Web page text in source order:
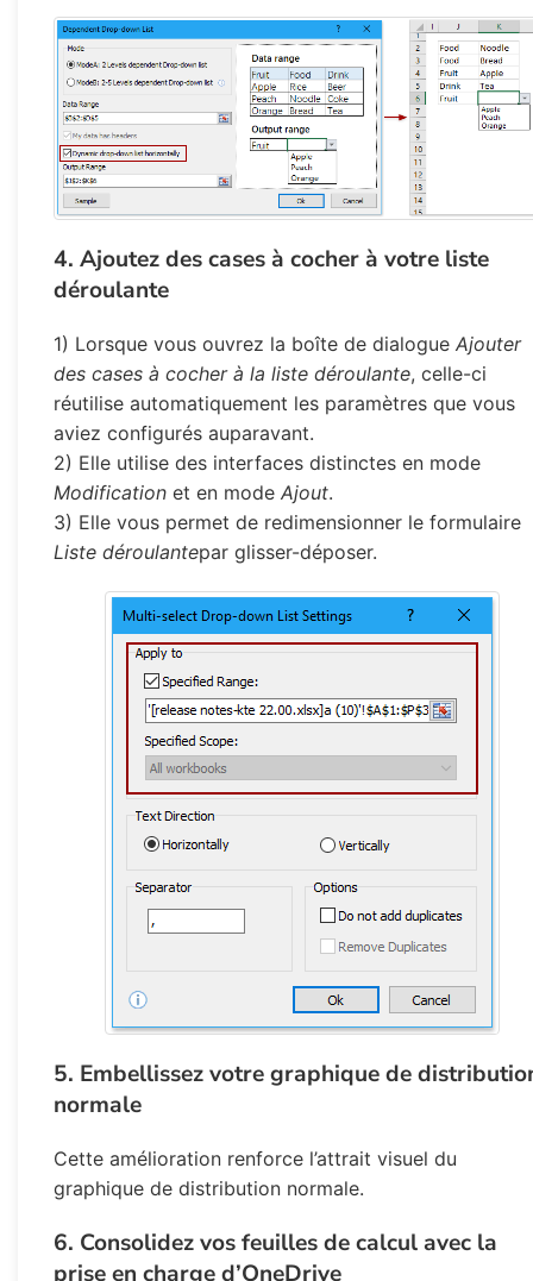
4. Ajoutez des cases à cocher à votre liste
déroulante
1) Lorsque vous ouvrez la boîte de dialogue Ajouter
des cases à cocher à la liste déroulante, celle-ci
réutilise automatiquement les paramètres que vous
aviez configurés auparavant.
2) Elle utilise des interfaces distinctes en mode
Modification et en mode Ajout.
3) Elle vous permet de redimensionner le formulaire
Liste déroulantepar glisser-déposer.
5. Embellissez votre graphique de
normale
Cette amélioration renforce l’attrait visuel du
graphique de distribution normale.
6. Consolidez vos feuilles de calcul avec la
prise en charge d’OneDrive